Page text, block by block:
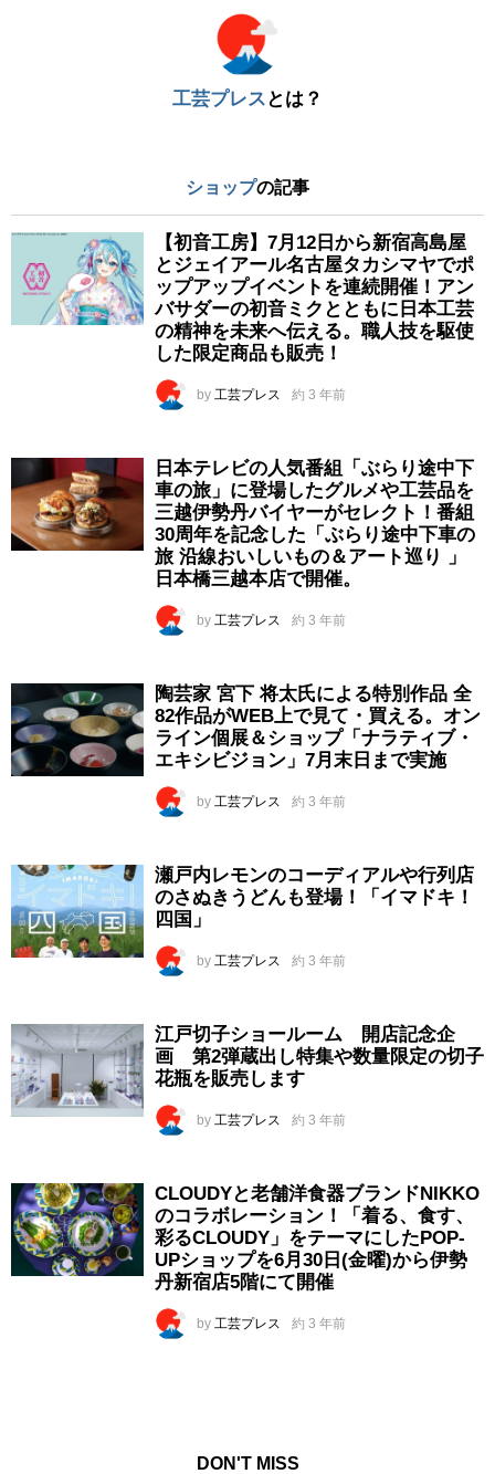
工芸プレス とは？
ショップの記事
【初音工房】7月12日から新宿高島屋
とジェイアール名古屋タカシマヤでポ
ップアップイベントを連続開催！アン
バサダーの初音ミクとともに日本工芸
の精神を未来へ伝える。職人技を駆使
した限定商品も販売！
by 工芸プレス 約 3 年前
日本テレビの人気番組「ぶらり途中下
車の旅」に登場したグルメや工芸品を
三越伊勢丹バイヤーがセレクト！番組
30周年を記念した「ぶらり途中下車の
旅 沿線おいしいもの＆アート巡り 」
日本橋三越本店で開催。
by 工芸プレス 約 3 年前
陶芸家 宮下 将太氏による特別作品 全
82作品がWEB上で見て・買える。オン
ライン個展＆ショップ「ナラティブ・
エキシビジョン」7月末日まで実施
by 工芸プレス 約 3 年前
瀬戸内レモンのコーディアルや行列店
のさぬきうどんも登場！「イマドキ！
四国」
by 工芸プレス 約 3 年前
江戸切子ショールーム 開店記念企
画 第2弾蔵出し特集や数量限定の切子
花瓶を販売します
by 工芸プレス 約 3 年前
CLOUDYと老舗洋食器ブランドNIKKO
のコラボレーション！「着る、食す、
彩るCLOUDY」をテーマにしたPOP-
UPショップを6月30日(金曜)から伊勢
丹新宿店5階にて開催
by 工芸プレス 約 3 年前
DON'T MISS